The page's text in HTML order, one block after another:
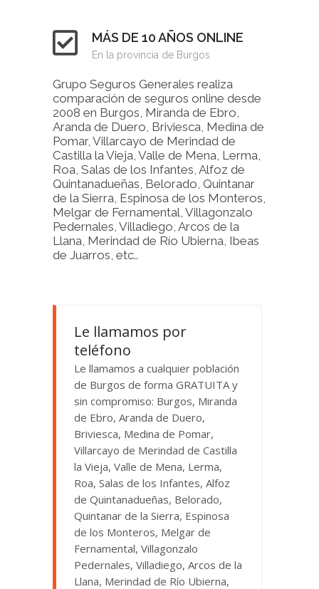
MÁS DE 10 AÑOS ONLINE
En la provincia de Burgos
Grupo Seguros Generales realiza
comparación de seguros online desde
2008 en Burgos, Miranda de Ebro,
Aranda de Duero, Briviesca, Medina de
Pomar, Villarcayo de Merindad de
Castilla la Vieja, Valle de Mena, Lerma,
Roa, Salas de los Infantes, Alfoz de
Quintanadueñas, Belorado, Quintanar
de la Sierra, Espinosa de los Monteros,
Melgar de Fernamental, Villagonzalo
Pedernales, Villadiego, Arcos de la
Llana, Merindad de Río Ubierna, Ibeas
de Juarros, etc..
Le llamamos por
teléfono
Le llamamos a cualquier población
de Burgos de forma GRATUITA y
sin compromiso: Burgos, Miranda
de Ebro, Aranda de Duero,
Briviesca, Medina de Pomar,
Villarcayo de Merindad de Castilla
la Vieja, Valle de Mena, Lerma,
Roa, Salas de los Infantes, Alfoz
de Quintanadueñas, Belorado,
Quintanar de la Sierra, Espinosa
de los Monteros, Melgar de
Fernamental, Villagonzalo
Pedernales, Villadiego, Arcos de la
Llana, Merindad de Río Ubierna,